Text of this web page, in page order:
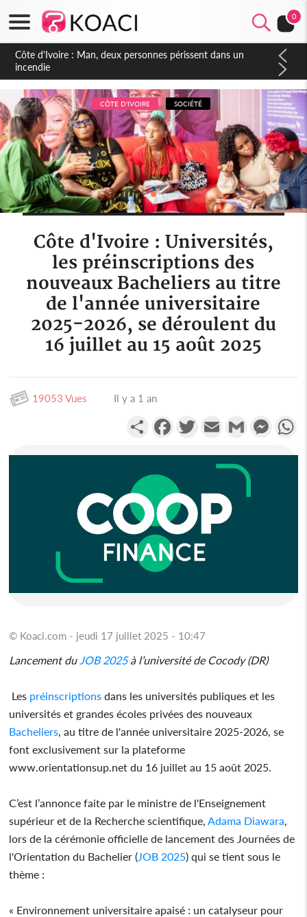
0
Côte d'Ivoire : Séileu, la célébration de la fête nationale
transformée en vaste campagne contre les produits
dépigmentants dangereux
CÔTE D'IVOIRE SOCIÉTÉ
Côte d'Ivoire : Universités,
les préinscriptions des
nouveaux Bacheliers au titre
de l'année universitaire
2025-2026, se déroulent du
16 juillet au 15 août 2025
19053 Vues Il y a 1 an
PartagerFacebookTwitterEmail Gmail
© Koaci.com - jeudi 17 juillet 2025 - 10:47
Lancement du JOB 2025à l’université de Cocody (DR)
Les préinscriptions dans les universités publiques et les
universités et grandes écoles privées des nouveaux
Bacheliers , au titre de l'année universitaire 2025-2026, se
font exclusivement sur la plateforme
www.orientationsup.net du 16 juillet au 15 août 2025.
C’est l’annonce faite par le ministre de l'Enseignement
supérieur et de la Recherche scientifique, Adama Diawara
lors de la cérémonie officielle de lancement des Journées de
l'Orientation du Bachelier (JOB 2025) qui se tient sous le
thème :
« Environnement universitaire apaisé : un catalyseur pour